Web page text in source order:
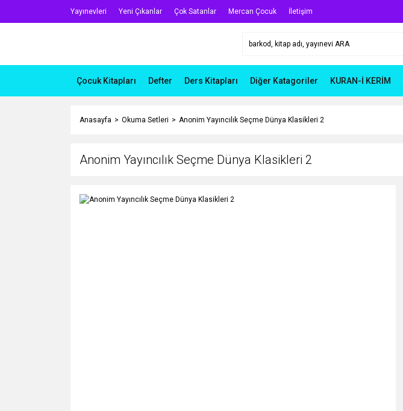
Yayınevleri Yeni Çıkanlar Çok Satanlar Mercan Çocuk İletişim
Çocuk Kitapları Defter Ders Kitapları Diğer Katagoriler KURAN-İ KERİM
Anasayfa Okuma Setleri Anonim Yayıncılık Seçme Dünya Klasikleri 2
Anonim Yayıncılık Seçme Dünya Klasikleri 2